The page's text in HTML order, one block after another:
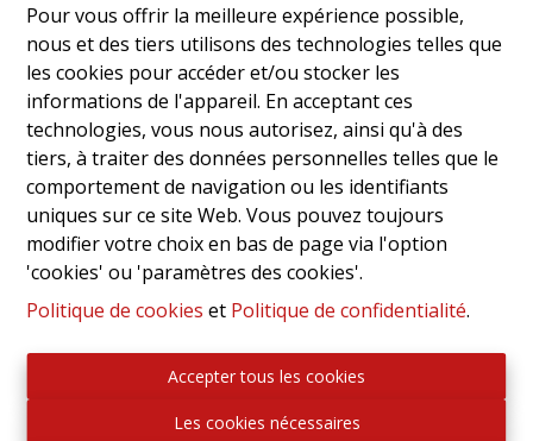
Pour vous offrir la meilleure expérience possible,
nous et des tiers utilisons des technologies telles que
les cookies pour accéder et/ou stocker les
informations de l'appareil. En acceptant ces
technologies, vous nous autorisez, ainsi qu'à des
tiers, à traiter des données personnelles telles que le
comportement de navigation ou les identifiants
uniques sur ce site Web. Vous pouvez toujours
modifier votre choix en bas de page via l'option
'cookies' ou 'paramètres des cookies'.
Politique de cookies et Politique de confidentialité.
Accepter tous les cookies
Les cookies nécessaires
NOUVEAU
Entrepôt polyvalent avec bureau – excellente